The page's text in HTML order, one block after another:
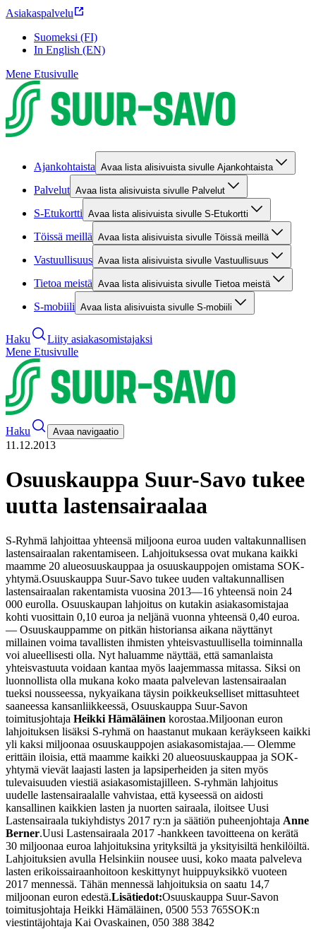
Asiakaspalvelu
Suomeksi (FI)
In English (EN)
Mene Etusivulle
Ajankohtaista Avaa lista alisivuista sivulle Ajankohtaista
Palvelut Avaa lista alisivuista sivulle Palvelut
S-Etukortti Avaa lista alisivuista sivulle S-Etukortti
Töissä meillä Avaa lista alisivuista sivulle Töissä meillä
Vastuullisuus Avaa lista alisivuista sivulle Vastuullisuus
Tietoa meistä Avaa lista alisivuista sivulle Tietoa meistä
S-mobiili Avaa lista alisivuista sivulle S-mobiili
Haku
Liity asiakasomistajaksi
Mene Etusivulle
Haku Avaa navigaatio
11.12.2013
Osuuskauppa Suur-Savo tukee
uutta lastensairaalaa
S-Ryhmä lahjoittaa yhteensä miljoona euroa uuden valtakunnallisen
lastensairaalan rakentamiseen. Lahjoituksessa ovat mukana kaikki
maamme 20 alueosuuskauppaa ja osuuskauppojen omistama SOK-
yhtymä.Osuuskauppa Suur-Savo tukee uuden valtakunnallisen
lastensairaalan rakentamista vuosina 2013—16 yhteensä noin 24
000 eurolla. Osuuskaupan lahjoitus on kutakin asiakasomistajaa
kohti vuosittain 0,10 euroa ja neljänä vuonna yhteensä 0,40 euroa.
— Osuuskauppamme on pitkän historiansa aikana näyttänyt
millainen voima tavallisten ihmisten yhteisvastuullisella toiminnalla
voi alueellisesti olla. Nyt haluamme näyttää, että samanlaista
yhteisvastuuta voidaan kantaa myös laajemmassa mitassa. Siksi on
luonnollista olla mukana koko maata palvelevan lastensairaalan
tueksi nousseessa, nykyaikana täysin poikkeukselliset mittasuhteet
saaneessa kansanliikkeessä, Osuuskauppa Suur-Savon
toimitusjohtaja Heikki Hämäläinen korostaa.Miljoonan euron
lahjoituksen lisäksi S-ryhmä on haastanut mukaan keräykseen kaikki
yli kaksi miljoonaa osuuskauppojen asiakasomistajaa.— Olemme
erittäin iloisia, että maamme kaikki 20 alueosuuskauppaa ja SOK-
yhtymä vievät laajasti lasten ja lapsiperheiden ja siten myös
tulevaisuuden viestiä asiakasomistajilleen. S-ryhmän lahjoitus
uudelle lastensairaalalle vahvistaa, että kyseessä on aidosti
kansallinen kaikkien lasten ja nuorten sairaala, iloitsee Uusi
Lastensairaala tukiyhdistys 2017 ry:n ja säätiön puheenjohtaja Anne
Berner.Uusi Lastensairaala 2017 -hankkeen tavoitteena on kerätä
30 miljoonaa euroa lahjoituksina yrityksiltä ja yksityisiltä henkilöiltä.
Lahjoituksien avulla Helsinkiin nousee uusi, koko maata palveleva
lasten erikoissairaanhoitoon keskittynyt huippuyksikkö vuoteen
2017 mennessä. Tähän mennessä lahjoituksia on saatu 14,7
miljoonan euron edestä.Lisätiedot:Osuuskauppa Suur-Savon
toimitusjohtaja Heikki Hämäläinen, 0500 553 765SOK:n
viestintäjohtaja Kai Ovaskainen, 050 388 3842